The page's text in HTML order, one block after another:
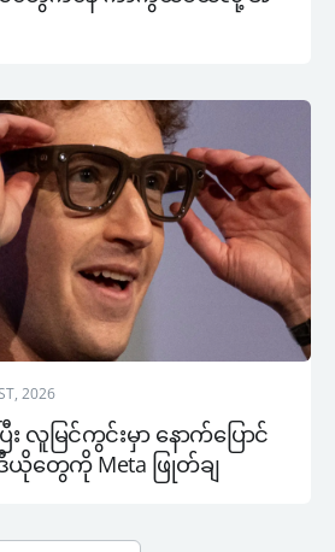
2026
လူမြင်ကွင်းမှာ နောက်ပြောင်
တွေကို Meta ဖြုတ်ချ